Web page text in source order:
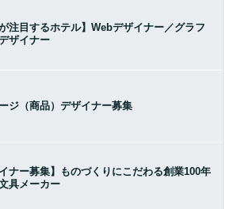
が注目するホテル】Webデザイナー／グラフ
ザイナー
ジ（商品）デザイナー募集
イナー募集】ものづくりにこだわる創業100年
具メーカー